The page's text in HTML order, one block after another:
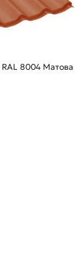
8004 Матова